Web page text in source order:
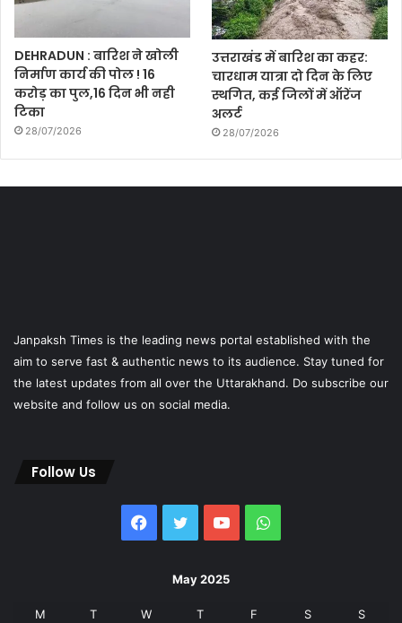
DEHRADUN : बारिश ने खोली
निर्माण कार्य की पोल ! 16
करोड़ का पुल,16 दिन भी नही
टिका
28/07/2026
उत्तराखंड में बारिश का कहर:
चारधाम यात्रा दो दिन के लिए
स्थगित, कई जिलों में ऑरेंज
अलर्ट
28/07/2026
Janpaksh Times is the leading news portal established with the
aim to serve fast & authentic news to its audience. Stay tuned for
the latest updates from all over the Uttarakhand. Do subscribe our
website and follow us on social media.
Follow Us
Facebook
Twitter YouTubeWhatsApp
May 2025
M T W T F S S